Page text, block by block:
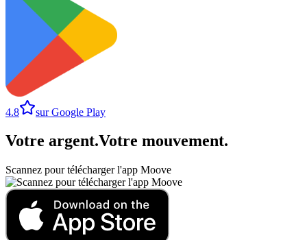
4.8 sur Google Play
Votre argent.Votre mouvement.
Scannez pour télécharger l'app Moove